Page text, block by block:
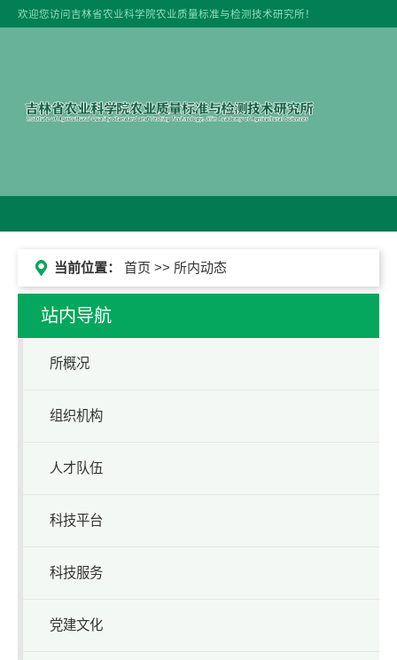
欢迎您访问吉林省农业科学院农业质量标准与检测技术研究所！
当前位置： 首页 >> 所内动态
站内导航
所概况
组织机构
人才队伍
科技平台
科技服务
党建文化